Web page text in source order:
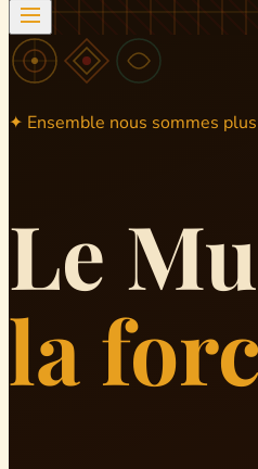
✦ Ensemble nous sommes
Le
la